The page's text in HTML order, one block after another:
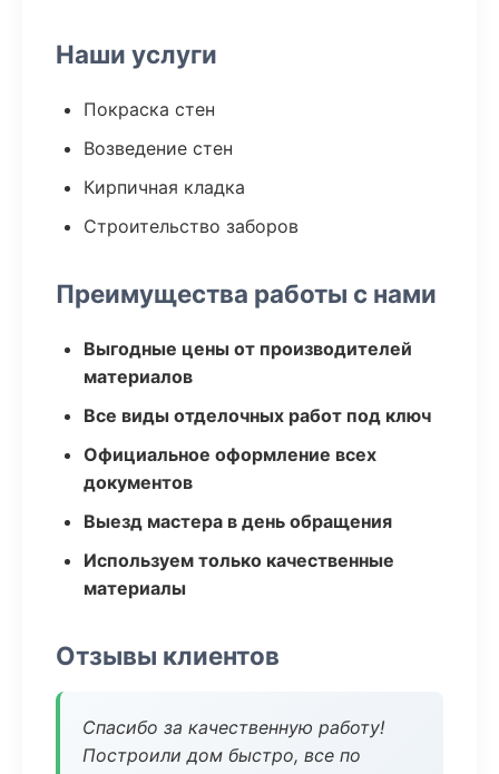
Наши услуги
Покраска стен
Возведение стен
Кирпичная кладка
Строительство заборов
Преимущества работы с нами
Выгодные цены от производителей
материалов
Все виды отделочных работ под ключ
Официальное оформление всех
документов
Выезд мастера в день обращения
Используем только качественные
материалы
Отзывы клиентов
Спасибо за качественную работу!
Построили дом быстро, все по